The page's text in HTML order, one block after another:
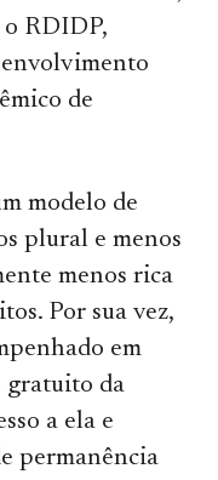
RDIDP,
de
modelo de
plural e menos
menos rica
Por sua vez,
em
gratuito da
a ela e
permanência